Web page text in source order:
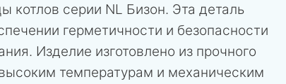
котлов серии NL Бизон. Эта деталь
герметичности и безопасности
Изделие изготовлено из прочного
температурам и механическим